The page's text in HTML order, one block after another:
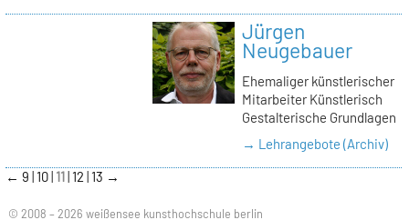
Jürgen
Neugebauer
Ehemaliger künstlerischer
Mitarbeiter Künstlerisch
Gestalterische Grundlagen
→ Lehrangebote (Archiv)
← 9 10 11 12 13 →
© 2008 – 2026 weißensee kunsthochschule berlin